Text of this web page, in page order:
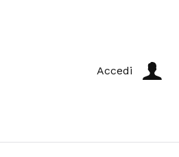
Accedi